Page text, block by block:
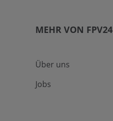
MEHR VON FPV24
Über uns
Jobs